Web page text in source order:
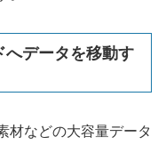
へデータを移動す
材などの大容量データ